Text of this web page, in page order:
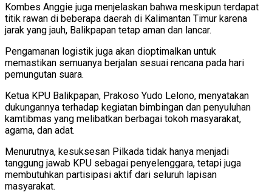
Kombes Anggie juga menjelaskan bahwa meskipun terdapat
titik rawan di beberapa daerah di Kalimantan Timur karena
jarak yang jauh, Balikpapan tetap aman dan lancar.
Pengamanan logistik juga akan dioptimalkan untuk
memastikan semuanya berjalan sesuai rencana pada hari
pemungutan suara.
Ketua KPU Balikpapan, Prakoso Yudo Lelono, menyatakan
dukungannya terhadap kegiatan bimbingan dan penyuluhan
kamtibmas yang melibatkan berbagai tokoh masyarakat,
agama, dan adat.
Menurutnya, kesuksesan Pilkada tidak hanya menjadi
tanggung jawab KPU sebagai penyelenggara, tetapi juga
membutuhkan partisipasi aktif dari seluruh lapisan
masyarakat.